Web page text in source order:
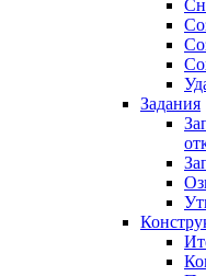
Задания